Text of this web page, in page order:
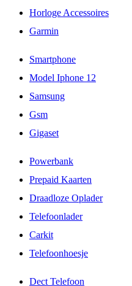
Horloge Accessoires
Garmin
Smartphone
Model Iphone 12
Samsung
Gsm
Gigaset
Powerbank
Prepaid Kaarten
Draadloze Oplader
Telefoonlader
Carkit
Telefoonhoesje
Dect Telefoon